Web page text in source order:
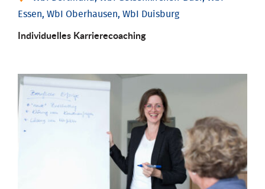
Essen, WbI Oberhausen, WbI Duisburg
Individu­elles Karrierecoaching